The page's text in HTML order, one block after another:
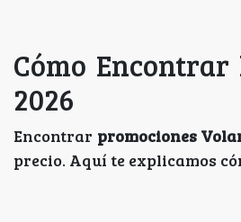
Cómo
2026
Encontrar promociones
precio. Aquí te explicamos